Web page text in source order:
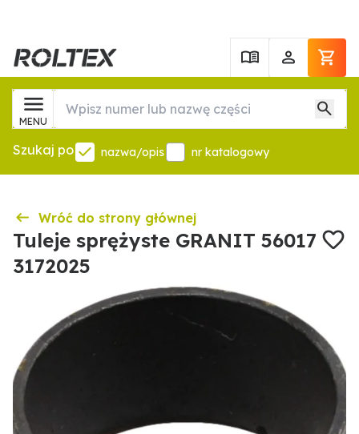
MENU
Szukaj po nazwa/opis nr katalogowy
Wróć do strony głównej
Tuleje sprężyste GRANIT 56017
3172025